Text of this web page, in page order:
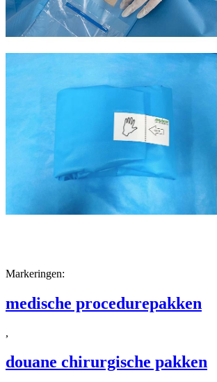
Markeringen:
medische procedurepakken
,
douane chirurgische pakken